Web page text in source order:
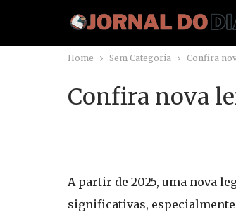
Home Sem Categoria Confira
Confira nova
A partir de 2025, uma nova
significativas,